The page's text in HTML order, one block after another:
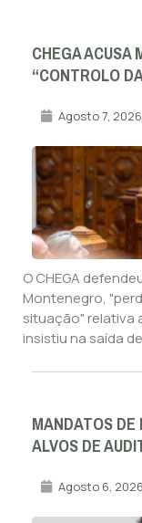
CHEGA ACUSA
“CONTROLO
Agosto 7, 2026
O CHEGA
Montenegro,
situação" relativa
insistiu na saída
MANDATOS
ALVOS DE
Agosto 6, 2026